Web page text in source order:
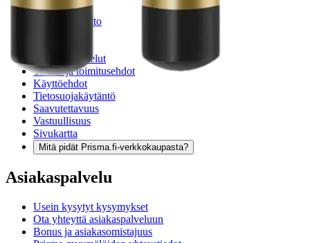
Reklamaatio
Takuu ja huolto
Asennuspalvelut
Tilaus- ja toimitusehdot
Käyttöehdot
Tietosuojakäytäntö
Saavutettavuus
Vastuullisuus
Sivukartta
Mitä pidät Prisma.fi-verkkokaupasta?
Asiakaspalvelu
Usein kysytyt kysymykset
Ota yhteyttä asiakaspalveluun
Bonus ja asiakasomistajuus